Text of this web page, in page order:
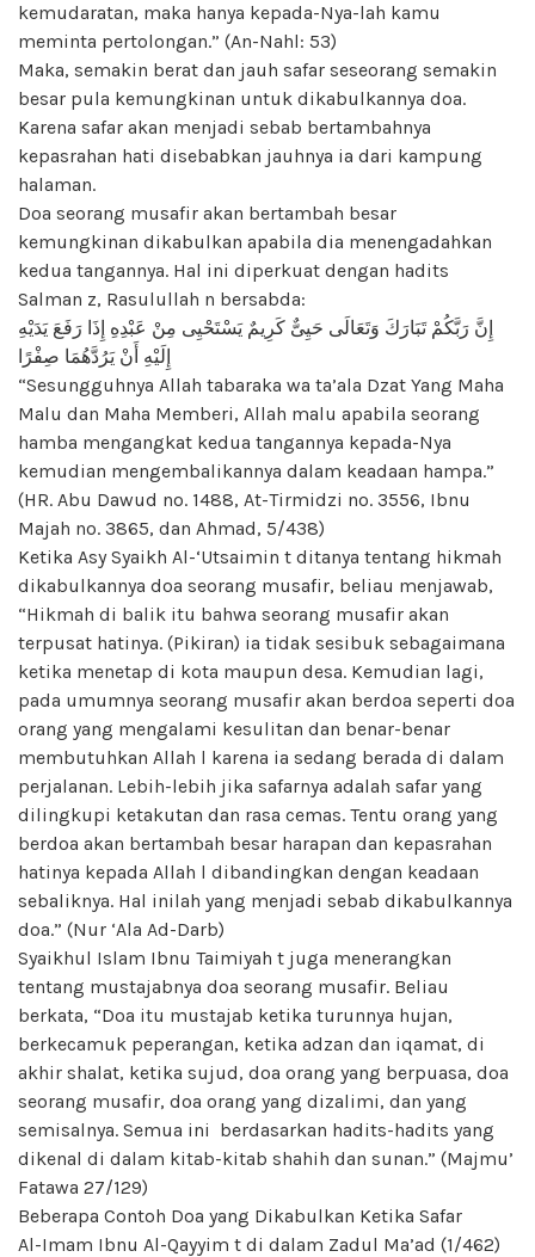
kemudaratan, maka hanya kepada-Nya-lah kamu
meminta pertolongan.” (An-Nahl: 53)
Maka, semakin berat dan jauh safar seseorang semakin
besar pula kemungkinan untuk dikabulkannya doa.
Karena safar akan menjadi sebab bertambahnya
kepasrahan hati disebabkan jauhnya ia dari kampung
halaman.
Doa seorang musafir akan bertambah besar
kemungkinan dikabulkan apabila dia menengadahkan
kedua tangannya. Hal ini diperkuat dengan hadits
Salman z, Rasulullah n bersabda:
إِنَّ رَبَّكُمْ تَبَارَكَ وَتَعَالَى حَيِىٌّ كَرِيمٌ يَسْتَحْيِى مِنْ عَبْدِهِ إِذَا رَفَعَ يَدَيْهِ
إِلَيْهِ أَنْ يَرُدَّهُمَا صِفْرًا
“Sesungguhnya Allah tabaraka wa ta’ala Dzat Yang Maha
Malu dan Maha Memberi, Allah malu apabila seorang
hamba mengangkat kedua tangannya kepada-Nya
kemudian mengembalikannya dalam keadaan hampa.”
(HR. Abu Dawud no. 1488, At-Tirmidzi no. 3556, Ibnu
Majah no. 3865, dan Ahmad, 5/438)
Ketika Asy Syaikh Al-‘Utsaimin t ditanya tentang hikmah
dikabulkannya doa seorang musafir, beliau menjawab,
“Hikmah di balik itu bahwa seorang musafir akan
terpusat hatinya. (Pikiran) ia tidak sesibuk sebagaimana
ketika menetap di kota maupun desa. Kemudian lagi,
pada umumnya seorang musafir akan berdoa seperti doa
orang yang mengalami kesulitan dan benar-benar
membutuhkan Allah l karena ia sedang berada di dalam
perjalanan. Lebih-lebih jika safarnya adalah safar yang
dilingkupi ketakutan dan rasa cemas. Tentu orang yang
berdoa akan bertambah besar harapan dan kepasrahan
hatinya kepada Allah l dibandingkan dengan keadaan
sebaliknya. Hal inilah yang menjadi sebab dikabulkannya
doa.” (Nur ‘Ala Ad-Darb)
Syaikhul Islam Ibnu Taimiyah t juga menerangkan
tentang mustajabnya doa seorang musafir. Beliau
berkata, “Doa itu mustajab ketika turunnya hujan,
berkecamuk peperangan, ketika adzan dan iqamat, di
akhir shalat, ketika sujud, doa orang yang berpuasa, doa
seorang musafir, doa orang yang dizalimi, dan yang
semisalnya. Semua ini berdasarkan hadits-hadits yang
dikenal di dalam kitab-kitab shahih dan sunan.” (Majmu’
Fatawa 27/129)
Beberapa Contoh Doa yang Dikabulkan Ketika Safar
Al-Imam Ibnu Al-Qayyim t di dalam Zadul Ma’ad (1/462)